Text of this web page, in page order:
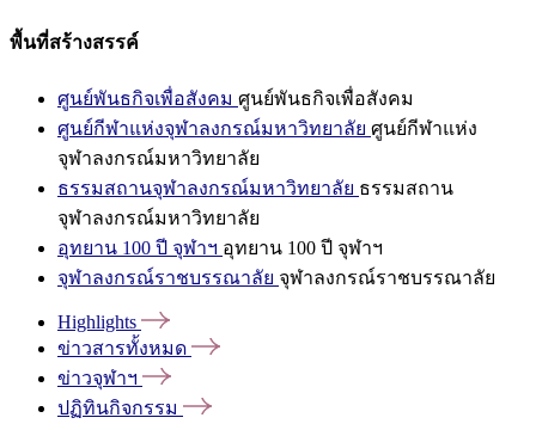
พื้นที่สร้างสรรค์
ศูนย์พันธกิจเพื่อสังคม ศูนย์พันธกิจเพื่อสังคม
ศูนย์กีฬาแห่งจุฬาลงกรณ์มหาวิทยาลัย ศูนย์กีฬาแห่ง
จุฬาลงกรณ์มหาวิทยาลัย
ธรรมสถานจุฬาลงกรณ์มหาวิทยาลัย ธรรมสถาน
จุฬาลงกรณ์มหาวิทยาลัย
อุทยาน 100 ปี จุฬาฯ อุทยาน 100 ปี จุฬาฯ
จุฬาลงกรณ์ราชบรรณาลัย จุฬาลงกรณ์ราชบรรณาลัย
Highlights
ข่าวสารทั้งหมด
ข่าวจุฬาฯ
ปฏิทินกิจกรรม